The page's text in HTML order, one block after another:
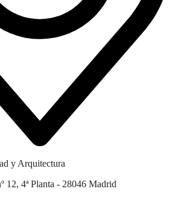
y Arquitectura
12, 4ª Planta - 28046 Madrid